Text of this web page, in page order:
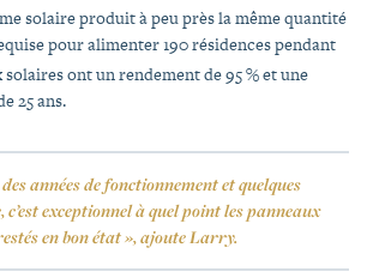
solaire produit à peu près la même quantité
pour alimenter 190 résidences pendant
solaires ont un rendement de 95 % et une
25 ans.
années de fonctionnement et quelques
c’est exceptionnel à quel point les panneaux
en bon état », ajoute Larry.